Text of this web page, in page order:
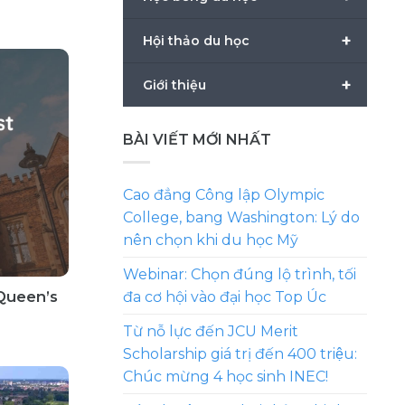
+
Hội thảo du học
+
Giới thiệu
BÀI VIẾT MỚI NHẤT
Cao đẳng Công lập Olympic
College, bang Washington: Lý do
nên chọn khi du học Mỹ
Webinar: Chọn đúng lộ trình, tối
đa cơ hội vào đại học Top Úc
Từ nỗ lực đến JCU Merit
Scholarship giá trị đến 400 triệu:
Chúc mừng 4 học sinh INEC!